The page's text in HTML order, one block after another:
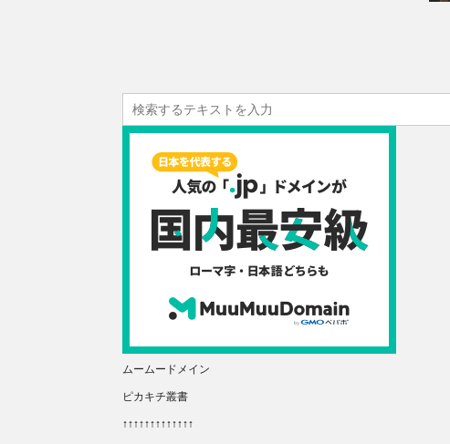
ムームードメイン
ピカキチ叢書
↑↑↑↑↑↑↑↑↑↑↑↑↑